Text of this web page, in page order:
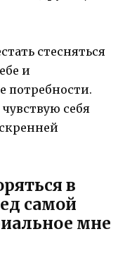
стесняться
и
себя
в
самой
мне